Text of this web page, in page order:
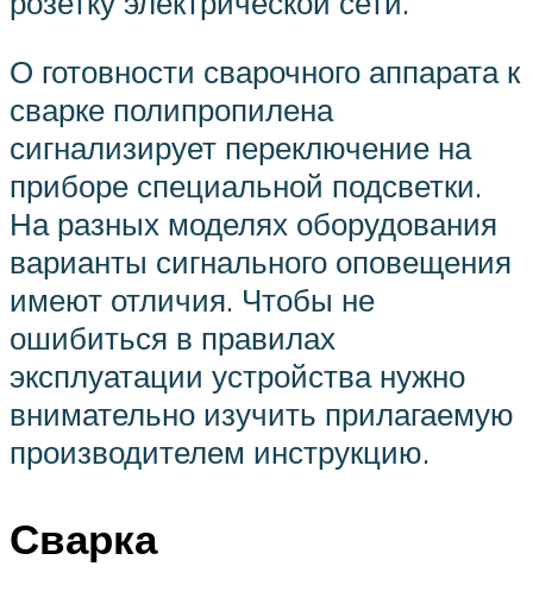
О готовности сварочного аппарата к
сварке полипропилена
сигнализирует переключение на
приборе специальной подсветки.
На разных моделях оборудования
варианты сигнального оповещения
имеют отличия. Чтобы не
ошибиться в правилах
эксплуатации устройства нужно
внимательно изучить прилагаемую
производителем инструкцию.
Сварка